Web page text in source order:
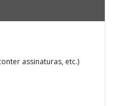
assinaturas, etc.)